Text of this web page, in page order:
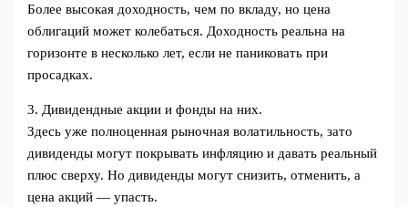
Более высокая доходность, чем по вкладу, но цена
облигаций может колебаться. Доходность реальна на
горизонте в несколько лет, если не паниковать при
просадках.
3. Дивидендные акции и фонды на них.
Здесь уже полноценная рыночная волатильность, зато
дивиденды могут покрывать инфляцию и давать реальный
плюс сверху. Но дивиденды могут снизить, отменить, а
цена акций — упасть.